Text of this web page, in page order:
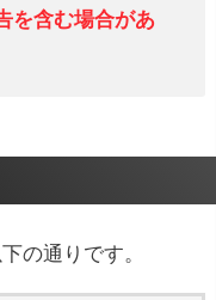
を含む場合があ
の通りです。